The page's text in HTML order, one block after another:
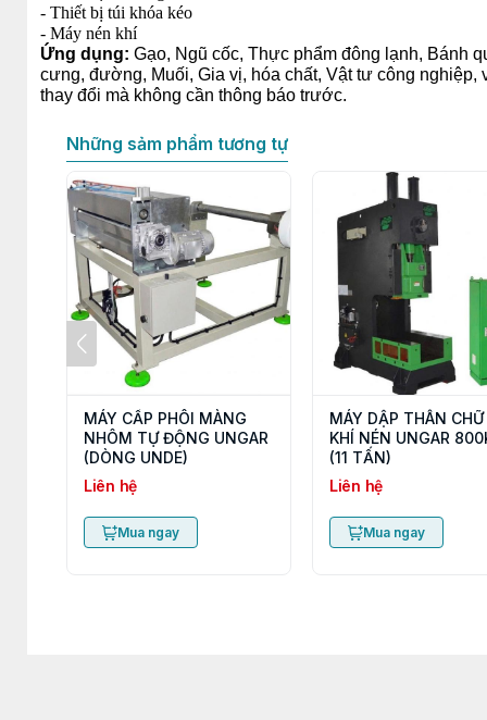
- Thiết bị túi khóa kéo
- Máy nén khí
Ứng dụng: Gạo, Ngũ cốc, Thực phẩm đông lạnh, Bánh
cưng, đường, Muối, Gia vị, hóa chất, Vật tư công nghiệp,
thay đổi mà không cần thông báo trước.
Những sảm phẩm tương tự
MÁY CẤP PHÔI MÀNG
NHÔM TỰ ĐỘNG UNGAR
(DÒNG UNDE)
Liên hệ
Mua ngay
MÁY DẬP THÂN CHỮ
KHÍ NÉN UNGAR
(11 TẤN)
Liên hệ
Mua ngay